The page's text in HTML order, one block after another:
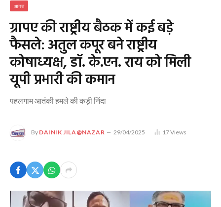
आगरा
ग्रापए की राष्ट्रीय बैठक में कई बड़े
फैसले: अतुल कपूर बने राष्ट्रीय
कोषाध्यक्ष, डॉ. के.एन. राय को मिली
यूपी प्रभारी की कमान
पहलगाम आतंकी हमले की कड़ी निंदा
By DAINIK JILA@NAZAR 29/04/2025 17Views